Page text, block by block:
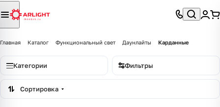
Главная Каталог Функциональный свет Даунлайты Карданные
Категории Фильтры
Сортировка